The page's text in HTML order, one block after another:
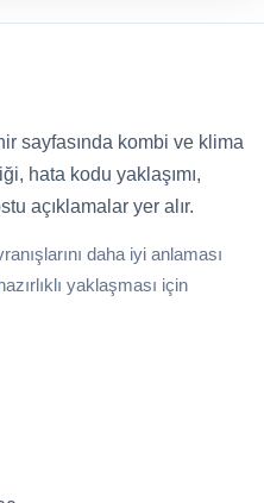
sayfasında kombi ve klima
hata kodu yaklaşımı,
açıklamalar yer alır.
daha iyi anlaması
yaklaşması için